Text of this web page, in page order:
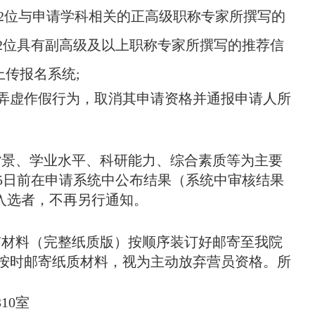
位与申请学科相关的正高级职称专家所撰写的
位具有副高级及以上职称专家所撰写的推荐信
传报名系统;
虚作假行为，取消其申请资格并通报申请人所
、学业水平、科研能力、综合素质等为主要
日前在申请系统中公布结果（系统中审核结果
者，不再另行通知。
料（完整纸质版）按顺序装订好邮寄至我院
时邮寄纸质材料，视为主动放弃营员资格。所
室